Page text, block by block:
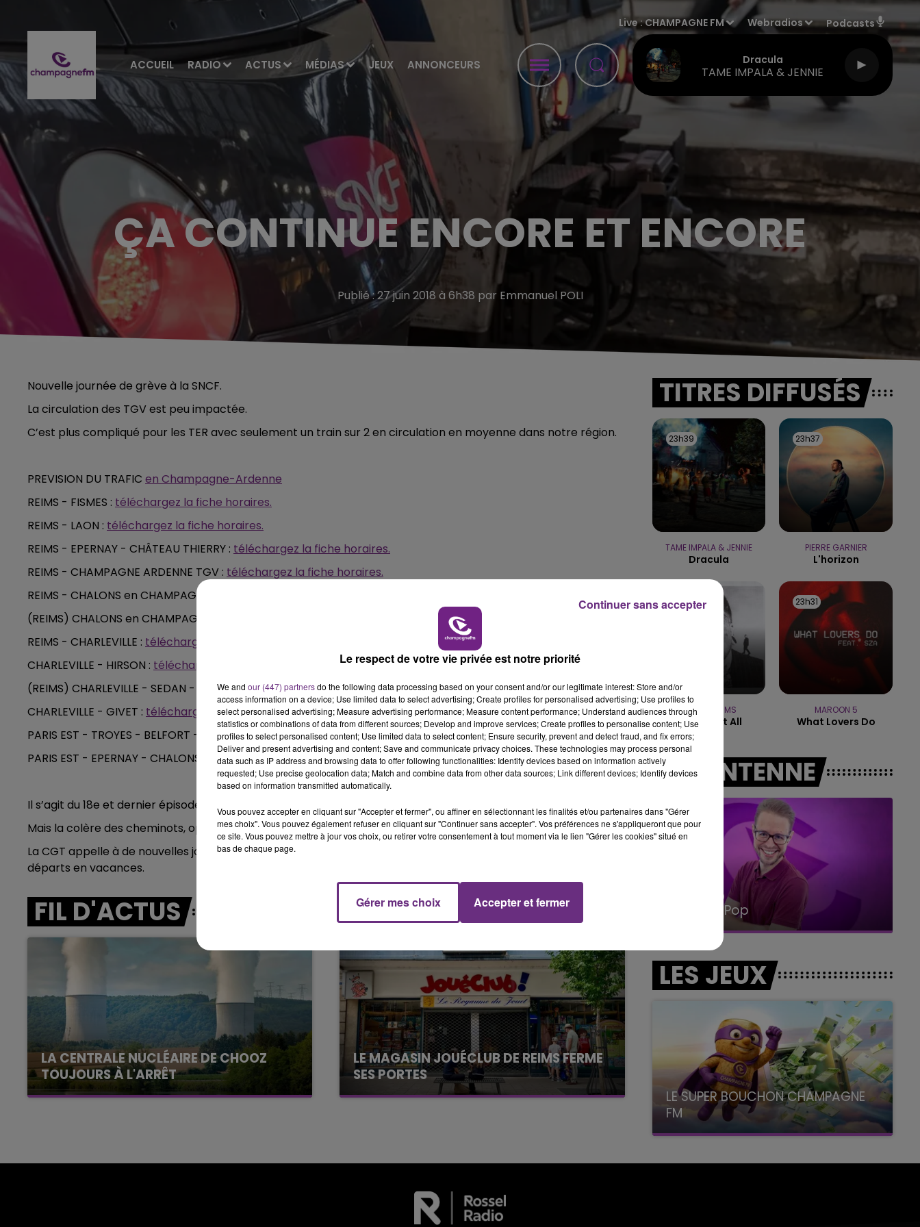
ACCUEIL RADIO ACTUS MÉDIAS JEUX ANNONCEURS
Live :CHAMPAGNE FM Webradios Podcasts
Dracula
TAME IMPALA & JENNIE
LE BEST OF DE LA FAMILLE
CHAMPAGNE FM
10h00 - 14h00
LE TICKET DE CAISSE
ÇA CONTINUE ENCORE ET ENCORE
Publié : 27 juin 2018 à 6h38 par Emmanuel POLI
Nouvelle journée de grève à la SNCF.
La circulation des TGV est peu impactée.
C’est plus compliqué pour les TER avec seulement un train sur 2 en circulation en moyenne dans notre région.
PREVISION DU TRAFIC en Champagne-Ardenne
REIMS - FISMES : téléchargez la fiche horaires.
REIMS - LAON : téléchargez la fiche horaires.
REIMS - EPERNAY - CHÂTEAU THIERRY : téléchargez la fiche horaires.
REIMS - CHAMPAGNE ARDENNE TGV : téléchargez la fiche horaires.
REIMS - CHALONS en CHAMPAGNE :
(REIMS) CHALONS en CHAMPAGNE - DIJON :
REIMS - CHARLEVILLE : téléchargez la fiche horaires.
CHARLEVILLE - HIRSON : téléchargez la fiche horaires.
(REIMS) CHARLEVILLE - SEDAN - THIONVILLE :téléchargez la fiche horaires.
CHARLEVILLE - GIVET : téléchargez la fiche horaires.
PARIS EST - TROYES - BELFORT - MULHOUSE (DIJON) :téléchargez la fiche horaires.
PARIS EST - EPERNAY - CHALONS en CHAMPAGNE - ST DIZIER ( BAR le DUC) :téléchargez la fiche horaires
Il s’agit du 18e et dernier épisode du calendrier lancé au printemps dernier.
Mais la colère des cheminots, opposés à la réforme ferroviaire ne s'éteint pas pour autant.
La CGT appelle à de nouvelles journées de débrayage les 6 et 7 juillet prochains, premier grand week-end de
départs en vacances.
FIL D'ACTUS
LA CENTRALE NUCLÉAIRE DE CHOOZ
TOUJOURS À L'ARRÊT
Cela fait déjà une semaine que la centrale
LE MAGASIN JOUÉCLUB DE REIMS FERME
SES PORTES
C'était l'une des institutions du centre-ville
TITRES DIFFUSÉS
23h39
23h39
TAME IMPALA & JENNIE
Dracula
23h37
23h37
PIERRE GARNIER
L'horizon
23h33
23h33
TEDDY SWIMS
Mr Know It All
23h31
23h31
MAROON 5
What Lovers Do
A L'ANTENNE
6h00 - 10h00
La Famille LE TICKET DE CAISSE La Radio Pop Le Club
LES JEUX
LE SUPER BOUCHON CHAMPAGNE
FM
avec La Famille Champagne FM, à 8H10
Le respect de votre vie privée est notre priorité
We and our (447) partnersdo the following data processing based on your consent and/or our legitimate interest: Store and/or
access information on a device; Use limited data to select advertising; Create profiles for personalised advertising; Use profiles to
select personalised advertising; Measure advertising performance; Measure content performance; Understand audiences through
statistics or combinations of data from different sources; Develop and improve services; Create profiles to personalise content; Use
profiles to select personalised content; Use limited data to select content; Ensure security, prevent and detect fraud, and fix errors;
Deliver and present advertising and content; Save and communicate privacy choices. These technologies may process personal
data such as IP address and browsing data to offer following functionalities: Identify devices based on information actively
requested; Use precise geolocation data; Match and combine data from other data sources; Link different devices; Identify devices
based on information transmitted automatically.
Vous pouvez accepter en cliquant sur "Accepter et fermer", ou affiner en sélectionnant les finalités et/ou partenaires dans "Gérer
mes choix". Vous pouvez également refuser en cliquant sur "Continuer sans accepter". Vos préférences ne s'appliqueront que pour
ce site. Vous pouvez mettre à jour vos choix, ou retirer votre consentement à tout moment via le lien "Gérer les cookies" situé en
bas de chaque page.
Gérer mes choix Accepter et fermer
Continuer sans accepter